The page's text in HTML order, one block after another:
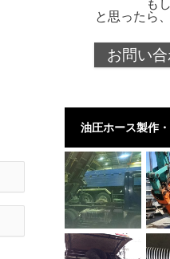
も
と思ったら
お問い
油圧ホース製作